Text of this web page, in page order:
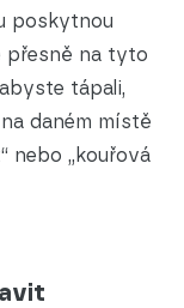
poskytnou
přesně na tyto
tápali,
daném místě
nebo „kouřová